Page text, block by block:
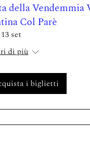
della Vendemmia
Col Parè
set
di più
i biglietti